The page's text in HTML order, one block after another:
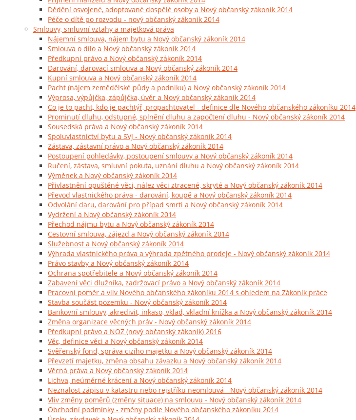
Dědění osvojené, adoptované dospělé osoby a Nový občanský zákoník 2014
Péče o dítě po rozvodu - nový občanský zákoník 2014
Smlouvy, smluvní vztahy a majetková práva
Nájemní smlouva, nájem bytu a Nový občanský zákoník 2014
Smlouva o dílo a Nový občanský zákoník 2014
Předkupní právo a Nový občanský zákoník 2014
Darování, darovací smlouva a Nový občanský zákoník 2014
Kupní smlouva a Nový občanský zákoník 2014
Pacht (nájem zemědělské půdy a podniku) a Nový občanský zákoník 2014
Výprosa, výpůjčka, zápůjčka, úvěr a Nový občanský zákoník 2014
Co je to pacht, kdo je pachtýř, propachtovatel - definice dle Nového občanského zákoníku 2014
Prominutí dluhu, odstupné, splnění dluhu a započtení dluhu - Nový občanský zákoník 2014
Sousedská práva a Nový občanský zákoník 2014
Spoluvlastnictví bytu a SVJ - Nový občanský zákoník 2014
Zástava, zástavní právo a Nový občanský zákoník 2014
Postoupení pohledávky, postoupení smlouvy a Nový občanský zákoník 2014
Ručení, zástava, smluvní pokuta, uznání dluhu a Nový občanský zákoník 2014
Výměnek a Nový občanský zákoník 2014
Přivlastnění opuštěné věci, nález věci ztracené, skryté a Nový občanský zákoník 2014
Převod vlastnického práva - darování, koupě a Nový občanský zákoník 2014
Odvolání daru, darování pro případ smrti a Nový občanský zákoník 2014
Vydržení a Nový občanský zákoník 2014
Přechod nájmu bytu a Nový občanský zákoník 2014
Cestovní smlouva, zájezd a Nový občanský zákoník 2014
Služebnost a Nový občanský zákoník 2014
Výhrada vlastnického práva a výhrada zpětného prodeje - Nový občanský zákoník 2014
Právo stavby a Nový občanský zákoník 2014
Ochrana spotřebitele a Nový občanský zákoník 2014
Zabavení věci dlužníka, zadržovací právo a Nový občanský zákoník 2014
Pracovní poměr a vliv Nového občanského zákoníku 2014 s ohledem na Zákoník práce
Stavba součást pozemku - Nový občanský zákoník 2014
Bankovní smlouvy, akredivit, inkaso, vklad, vkladní knížka a Nový občanský zákoník 2014
Změna organizace věcných práv - Nový občanský zákoník 2014
Předkupní právo a NOZ (nový občanský zákoník) 2016
Věc, definice věci a Nový občanský zákoník 2014
Svěřenský fond, správa cizího majetku a Nový občanský zákoník 2014
Převzetí majetku, změna obsahu závazku a Nový občanský zákoník 2014
Věcná práva a Nový občanský zákoník 2014
Lichva, neúměrné krácení a Nový občanský zákoník 2014
Neznalost zápisu v katastru nebo rejstříku neomlouvá - Nový občanský zákoník 2014
Vliv změny poměrů (změny situace) na smlouvu - Nový občanský zákoník 2014
Obchodní podmínky - změny podle Nového občanského zákoníku 2014